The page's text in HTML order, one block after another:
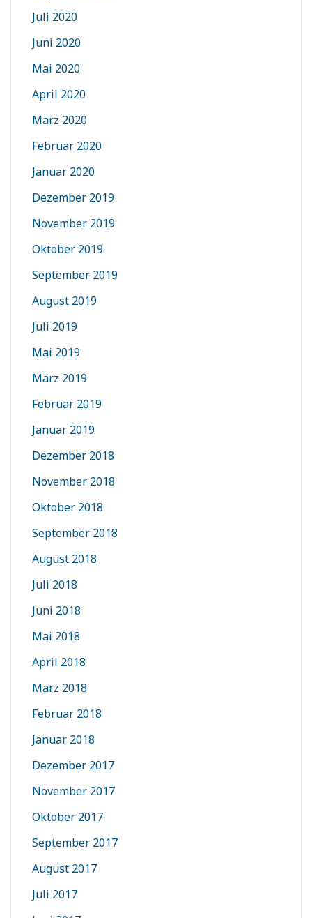
Juli 2020
Juni 2020
Mai 2020
April 2020
März 2020
Februar 2020
Januar 2020
Dezember 2019
November 2019
Oktober 2019
September 2019
August 2019
Juli 2019
Mai 2019
März 2019
Februar 2019
Januar 2019
Dezember 2018
November 2018
Oktober 2018
September 2018
August 2018
Juli 2018
Juni 2018
Mai 2018
April 2018
März 2018
Februar 2018
Januar 2018
Dezember 2017
November 2017
Oktober 2017
September 2017
August 2017
Juli 2017